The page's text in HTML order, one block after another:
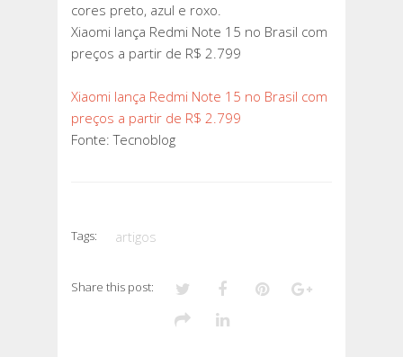
cores preto, azul e roxo.
Xiaomi lança Redmi Note 15 no Brasil com
preços a partir de R$ 2.799
Xiaomi lança Redmi Note 15 no Brasil com
preços a partir de R$ 2.799
Fonte: Tecnoblog
Tags: artigos
Share this post: